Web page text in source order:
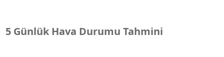
5 Günlük Hava Durumu Tahmini